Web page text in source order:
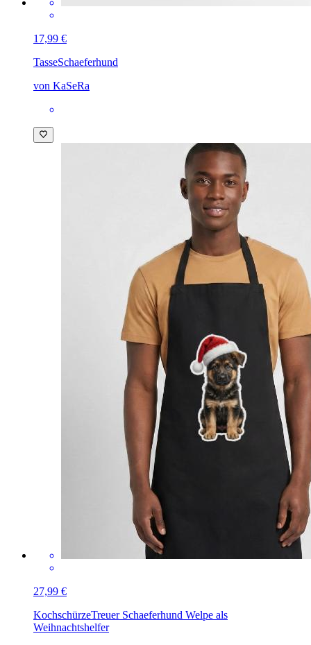
17,99 €
TasseSchaeferhund
von KaSeRa
27,99 €
KochschürzeTreuer Schaeferhund Welpe als
Weihnachtshelfer